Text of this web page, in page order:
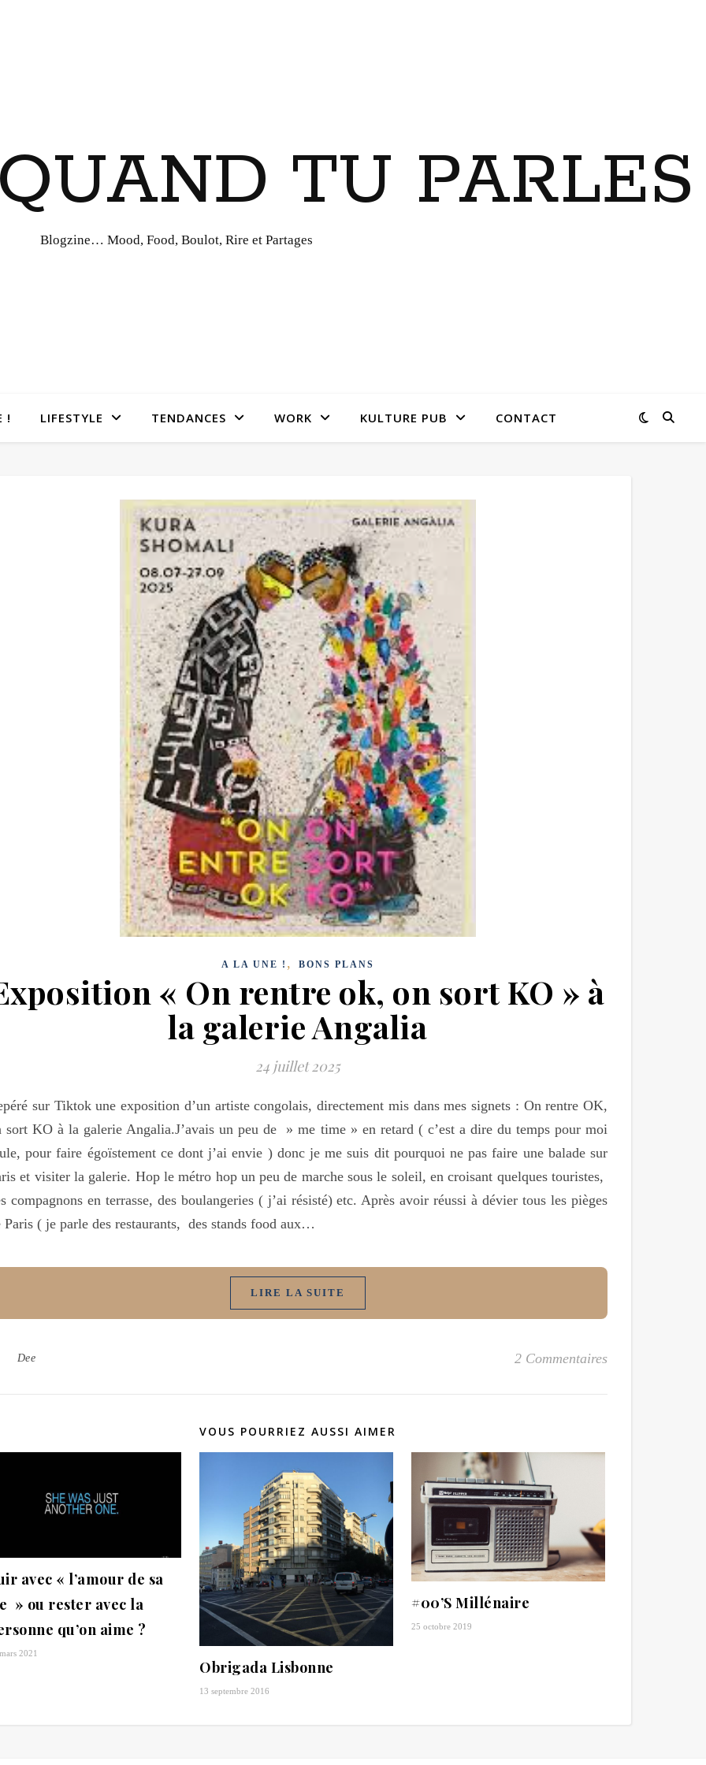
TU PARLES
Blogzine… Mood, Food, Boulot, Rire et Partages
! LIFESTYLE TENDANCES WORK KULTURE PUB CONTACT
A LA UNE ! , BONS PLANS
« On rentre ok, on sort KO » à
la galerie Angalia
24 juillet 2025
sur Tiktok une exposition d’un artiste congolais, directement mis dans mes signets : On rentre OK,
sort KO à la galerie Angalia.J’avais un peu de » me time » en retard ( c’est a dire du temps pour moi
pour faire égoïstement ce dont j’ai envie ) donc je me suis dit pourquoi ne pas faire une balade sur
et visiter la galerie. Hop le métro hop un peu de marche sous le soleil, en croisant quelques touristes,
compagnons en terrasse, des boulangeries ( j’ai résisté) etc. Après avoir réussi à dévier tous les pièges
Paris ( je parle des restaurants, des stands food aux…
LIRE LA SUITE
Dee 2 Commentaires
VOUS POURRIEZ AUSSI AIMER
avec « l’amour de sa
» ou rester avec la
qu’on aime ?
2021
Obrigada Lisbonne
13 septembre 2016
#00’S Millénaire
25 octobre 2019